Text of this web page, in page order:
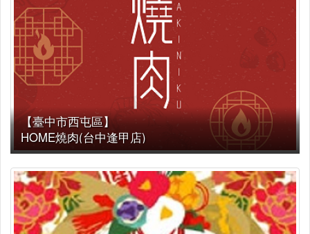
【臺中市西屯區】
HOME燒肉(台中逢甲店)